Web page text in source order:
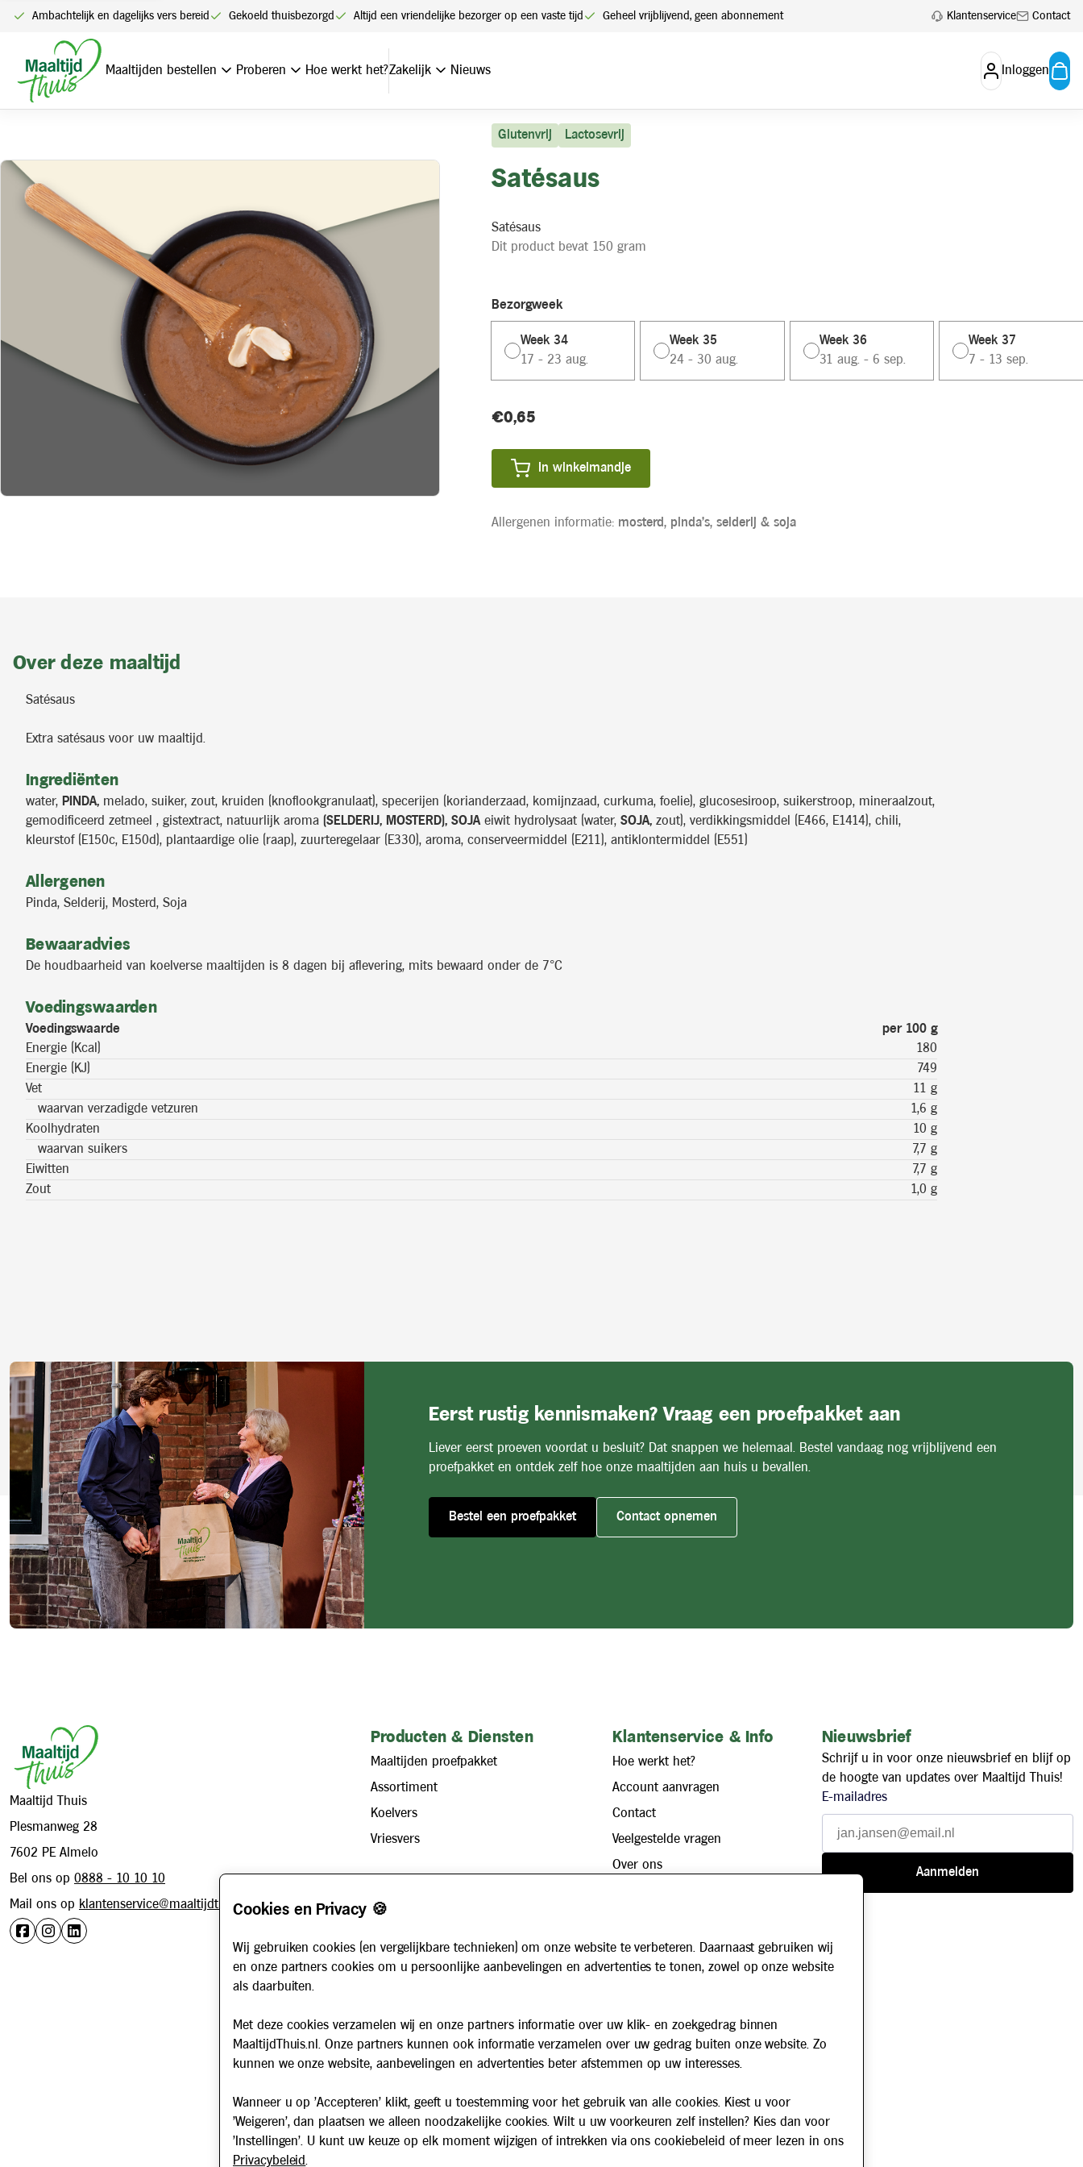
Ambachtelijk en dagelijks vers bereid Gekoeld thuisbezorgd Altijd een vriendelijke bezorger op een vaste tijd Geheel vrijblijvend, geen abonnement Klantenservice Contact
Maaltijden bestellen Proberen Hoe werkt het?Zakelijk Nieuws Inloggen
HomeSatésaus
Glutenvrij Lactosevrij
Satésaus
Satésaus
Dit product bevat 150 gram
Bezorgweek
Week 34
17 - 23 aug.
Week 35
24 - 30 aug.
Week 36
31 aug. - 6 sep.
Week 37
7 - 13 sep.
Huidige
Product
prijs:
€0,65
In winkelmandje
Allergenen informatie: mosterd, pinda's, selderij & soja
Over deze maaltijd
Satésaus
Extra satésaus voor uw maaltijd.
Ingrediënten
water, PINDA, melado, suiker, zout, kruiden (knoflookgranulaat), specerijen (korianderzaad, komijnzaad, curkuma, foelie), glucosesiroop, suikerstroop, mineraalzout,
gemodificeerd zetmeel , gistextract, natuurlijk aroma (SELDERIJ, MOSTERD), SOJAeiwit hydrolysaat (water, SOJA, zout), verdikkingsmiddel (E466, E1414), chili,
kleurstof (E150c, E150d), plantaardige olie (raap), zuurteregelaar (E330), aroma, conserveermiddel (E211), antiklontermiddel (E551)
Allergenen
Pinda, Selderij, Mosterd, Soja
Bewaaradvies
De houdbaarheid van koelverse maaltijden is 8 dagen bij aflevering, mits bewaard onder de 7°C
Voedingswaarden
Voedingswaarde
per 100 g
Energie (Kcal)
180
Energie (KJ)
749
Vet
11 g
waarvan verzadigde vetzuren
1,6 g
Koolhydraten
10 g
waarvan suikers
7,7 g
Eiwitten
7,7 g
Zout
1,0 g
Eerst rustig kennismaken? Vraag een proefpakket aan
Liever eerst proeven voordat u besluit? Dat snappen we helemaal. Bestel vandaag nog vrijblijvend een
proefpakket en ontdek zelf hoe onze maaltijden aan huis u bevallen.
Bestel een proefpakket Contact opnemen
Maaltijd Thuis
Plesmanweg 28
7602 PE Almelo
Bel ons op 0888 - 10 10 10
Mail ons op klantenservice@maaltijdthuis.nl
Producten & Diensten
Maaltijden proefpakket
Assortiment
Koelvers
Vriesvers
Maaltijdservice voor bedrijven
Voor instellingen
Algemene voorwaarden
Cookiebeleid
Klantenservice & Info
Hoe werkt het?
Account aanvragen
Contact
Veelgestelde vragen
Over ons
Nieuwsbrief
Schrijf u in voor onze nieuwsbrief en blijf op
de hoogte van updates over Maaltijd Thuis!
E-mailadres
Cookies en Privacy 🍪
Wij gebruiken cookies (en vergelijkbare technieken) om onze website te verbeteren. Daarnaast gebruiken wij
en onze partners cookies om u persoonlijke aanbevelingen en advertenties te tonen, zowel op onze website
als daarbuiten.
Met deze cookies verzamelen wij en onze partners informatie over uw klik- en zoekgedrag binnen
MaaltijdThuis.nl. Onze partners kunnen ook informatie verzamelen over uw gedrag buiten onze website. Zo
kunnen we onze website, aanbevelingen en advertenties beter afstemmen op uw interesses.
Wanneer u op 'Accepteren' klikt, geeft u toestemming voor het gebruik van alle cookies. Kiest u voor
'Weigeren', dan plaatsen we alleen noodzakelijke cookies. Wilt u uw voorkeuren zelf instellen? Kies dan voor
'Instellingen'. U kunt uw keuze op elk moment wijzigen of intrekken via ons cookiebeleid of meer lezen in ons
Privacybeleid.